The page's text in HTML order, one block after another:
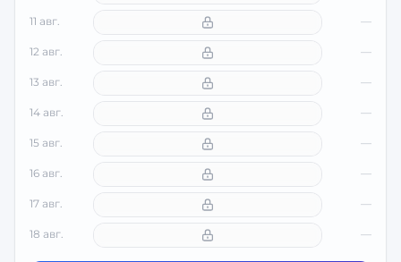
11 авг. —
12 авг. —
13 авг. —
14 авг. —
15 авг. —
16 авг. —
17 авг. —
18 авг. —